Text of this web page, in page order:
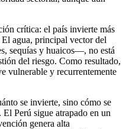
crítica: el país invierte más
agua, principal vector del
sequías y huaicos—, no está
del riesgo. Como resultado,
vulnerable y recurrentemente
se invierte, sino cómo se
Perú sigue atrapado en un
genera alta